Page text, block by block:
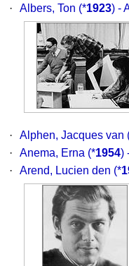
·
Albers, Ton (*1923) -
· Alphen, Jacques van
·
Anema, Erna (*1954)
·
Arend, Lucien den (*